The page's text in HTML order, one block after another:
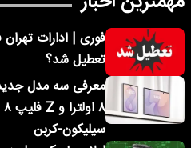
تعطیل شد؟
سیلیکون-کربن